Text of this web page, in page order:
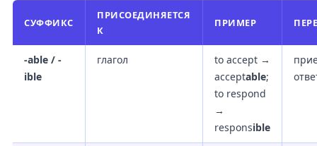
СУФФИКС
ПРИСОЕДИНЯЕТСЯ
К
ПРИМЕР
-able / -
ible
глагол
to accept →
acceptable;
to respond
→
responsible